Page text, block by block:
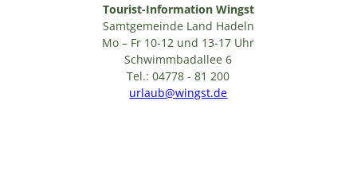
Tourist-Information Wingst
Samtgemeinde Land Hadeln
Mo – Fr 10-12 und 13-17 Uhr
Schwimmbadallee 6
Tel.: 04778 - 81 200
urlaub@wingst.de